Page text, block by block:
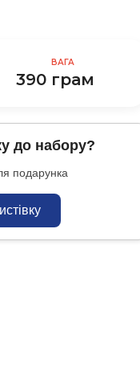
ВАГА
390 грам
до набору?
подарунка